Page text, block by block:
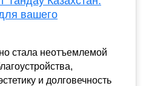
вашего
стала неотъемлемой
и долговечность